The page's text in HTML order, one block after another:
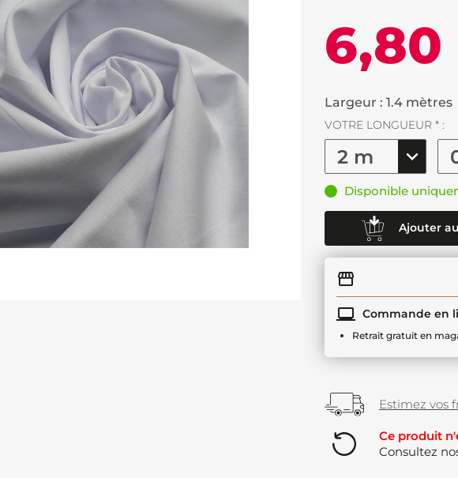
Largeur : 1.4 mètres
VOTRE LONGUEUR * :
Disponible
Ajouter
Commande en
Retrait gratuit en
Estimez vos
Ce produit
Consultez